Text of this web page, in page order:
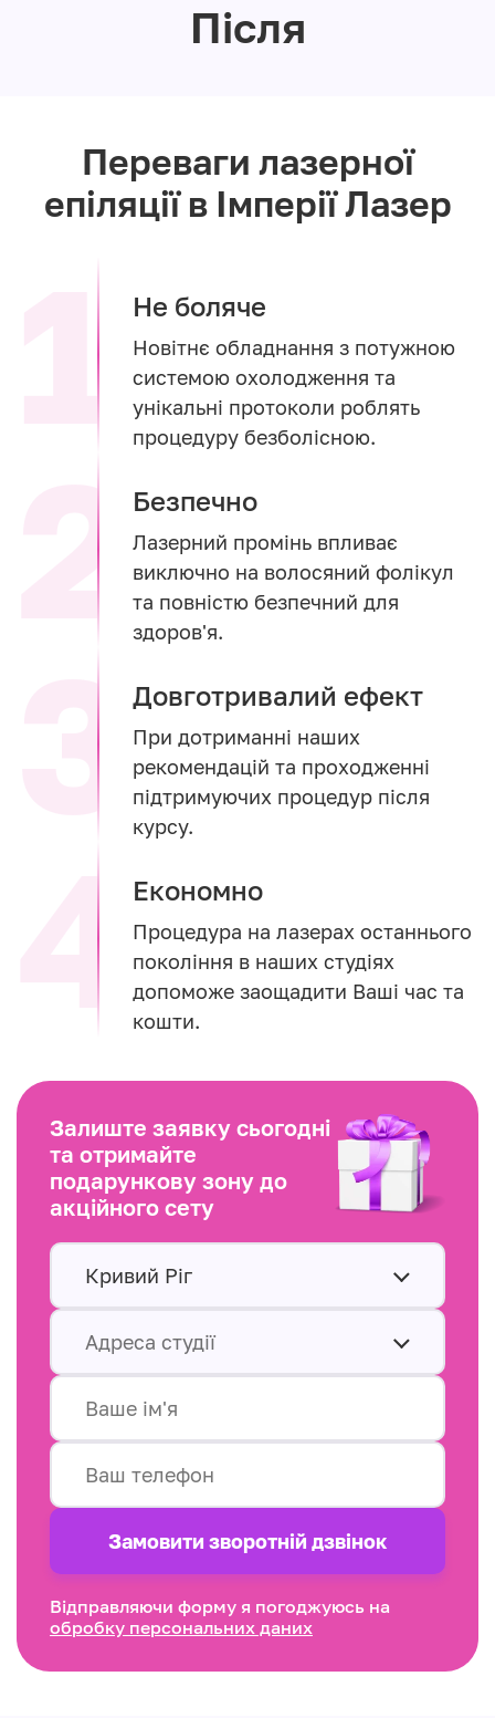
Після
Переваги лазерної
епіляції в Імперії Лазер
Не боляче
Новітнє обладнання з потужною
системою охолодження та
унікальні протоколи роблять
процедуру безболісною.
Безпечно
Лазерний промінь впливає
виключно на волосяний фолікул
та повністю безпечний для
здоров'я.
Довготривалий ефект
При дотриманні наших
рекомендацій та проходженні
підтримуючих процедур після
курсу.
Економно
Процедура на лазерах останнього
покоління в наших студіях
допоможе заощадити Ваші час та
кошти.
Залиште заявку сьогодні
та отримайте
подарункову зону до
акційного сету
Кривий Ріг
Адреса студії
Замовити зворотнiй дзвінок
Відправляючи форму я погоджуюсь на
обробку персональних даних